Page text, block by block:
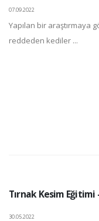
07.09.2022
Yapılan bir araştırmaya
reddeden kediler ...
Tırnak Kesim
30.05.2022